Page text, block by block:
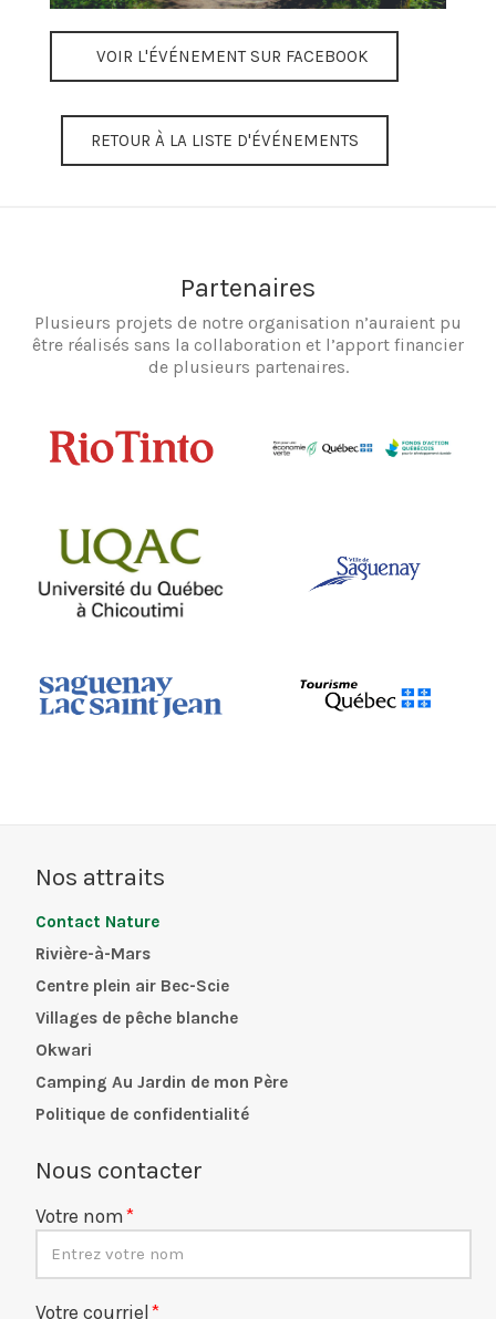
VOIR L'ÉVÉNEMENT SUR FACEBOOK
RETOUR À LA LISTE D'ÉVÉNEMENTS
Partenaires
Plusieurs projets de notre organisation n’auraient pu
être réalisés sans la collaboration et l’apport financier
de plusieurs partenaires.
Nos attraits
Contact Nature
Rivière-à-Mars
Centre plein air Bec-Scie
Villages de pêche blanche
Okwari
Camping Au Jardin de mon Père
Politique de confidentialité
Nous contacter
Votre nom
Votre courriel